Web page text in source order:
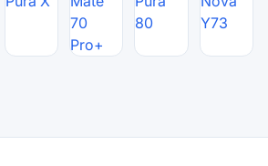
70
Pro+
80
Y73